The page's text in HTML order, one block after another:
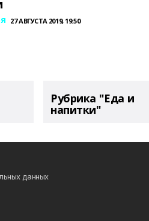
27 АВГУСТА 2019, 19:50
Рубрика "Еда и
напитки"
данных